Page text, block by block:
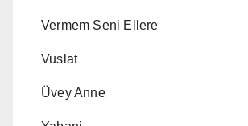
Vermem Seni Ellere
Vuslat
Üvey Anne